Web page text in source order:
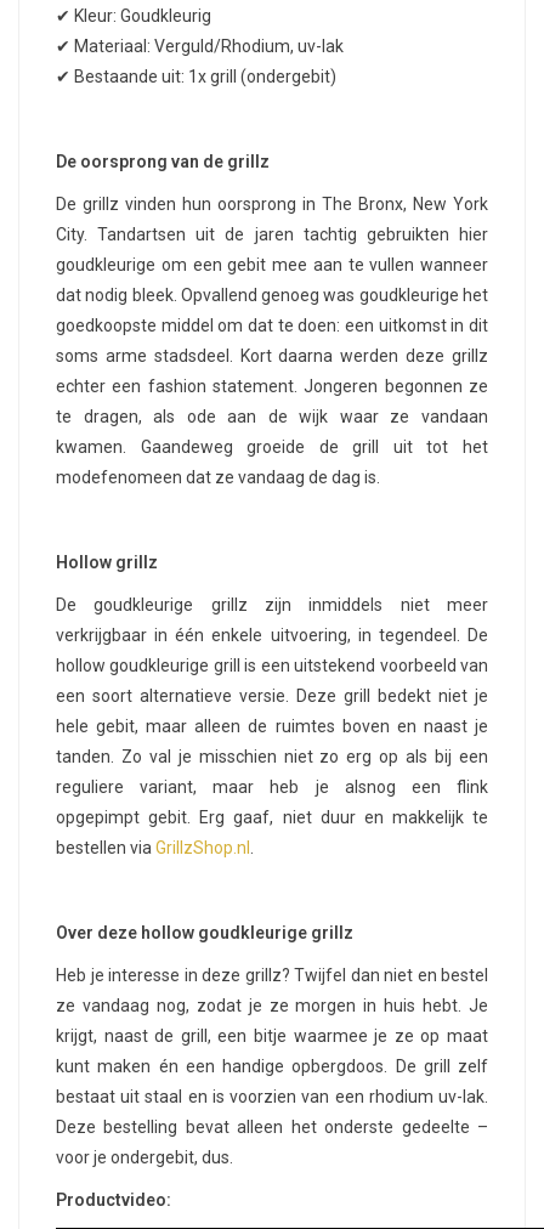
✔ Kleur: Goudkleurig
✔ Materiaal: Verguld/Rhodium, uv-lak
✔ Bestaande uit: 1x grill (ondergebit)
De oorsprong van de grillz
De grillz vinden hun oorsprong in The Bronx, New York
City. Tandartsen uit de jaren tachtig gebruikten hier
goudkleurige om een gebit mee aan te vullen wanneer
dat nodig bleek. Opvallend genoeg was goudkleurige het
goedkoopste middel om dat te doen: een uitkomst in dit
soms arme stadsdeel. Kort daarna werden deze grillz
echter een fashion statement. Jongeren begonnen ze
te dragen, als ode aan de wijk waar ze vandaan
kwamen. Gaandeweg groeide de grill uit tot het
modefenomeen dat ze vandaag de dag is.
Hollow grillz
De goudkleurige grillz zijn inmiddels niet meer
verkrijgbaar in één enkele uitvoering, in tegendeel. De
hollow goudkleurige grill is een uitstekend voorbeeld van
een soort alternatieve versie. Deze grill bedekt niet je
hele gebit, maar alleen de ruimtes boven en naast je
tanden. Zo val je misschien niet zo erg op als bij een
reguliere variant, maar heb je alsnog een flink
opgepimpt gebit. Erg gaaf, niet duur en makkelijk te
bestellen viaGrillzShop.nl .
Over deze hollow goudkleurige grillz
Heb je interesse in deze grillz? Twijfel dan niet en bestel
ze vandaag nog, zodat je ze morgen in huis hebt. Je
krijgt, naast de grill, een bitje waarmee je ze op maat
kunt maken én een handige opbergdoos. De grill zelf
bestaat uit staal en is voorzien van een rhodium uv-lak.
Deze bestelling bevat alleen het onderste gedeelte –
voor je ondergebit, dus.
Productvideo: